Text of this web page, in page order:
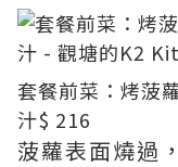
套餐前菜：烤菠
汁$ 216
菠蘿表面燒過